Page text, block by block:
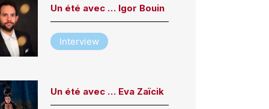
Un été avec … Igor Bouin
Interview
Un été avec … Eva Zaïcik